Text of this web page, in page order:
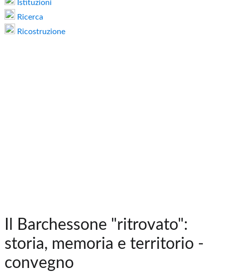
Istituzioni
Ricerca
Ricostruzione
Il Barchessone "ritrovato":
storia, memoria e territorio -
convegno